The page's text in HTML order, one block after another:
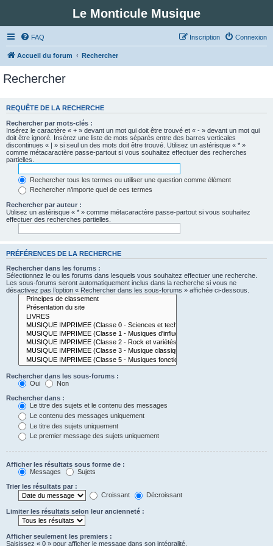
Le Monticule Musique
FAQ Connexion
Inscription
Accueil du forum Rechercher
Rechercher
REQUÊTE DE LA RECHERCHE
Rechercher par mots-clés :
Insérez le caractère « + » devant un mot qui doit être trouvé et « - » devant un mot qui
doit être ignoré. Insérez une liste de mots séparés entre des barres verticales
discontinues « | » si seul un des mots doit être trouvé. Utilisez un astérisque « * »
comme métacaractère passe-partout si vous souhaitez effectuer des recherches
partielles.
Rechercher tous les termes ou utiliser une question comme élément
Rechercher n’importe quel de ces termes
Rechercher par auteur :
Utilisez un astérisque « * » comme métacaractère passe-partout si vous souhaitez
effectuer des recherches partielles.
PRÉFÉRENCES DE LA RECHERCHE
Rechercher dans les forums :
Sélectionnez le ou les forums dans lesquels vous souhaitez effectuer une recherche.
Les sous-forums seront automatiquement inclus dans la recherche si vous ne
désactivez pas l’option « Rechercher dans les sous-forums » affichée ci-dessous.
Rechercher dans les sous-forums :
Oui
Non
Rechercher dans :
Le titre des sujets et le contenu des messages
Le contenu des messages uniquement
Le titre des sujets uniquement
Le premier message des sujets uniquement
Afficher les résultats sous forme de :
Messages
Sujets
Trier les résultats par :
Croissant
Décroissant
Limiter les résultats selon leur ancienneté :
Afficher seulement les premiers :
Saisissez « 0 » pour afficher le message dans son intégralité.